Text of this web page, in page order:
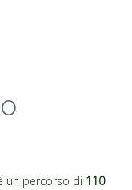
un percorso di 110